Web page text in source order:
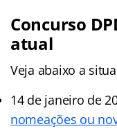
Concurso
atual
Veja abaixo a
14 de janeiro de
nomeações ou